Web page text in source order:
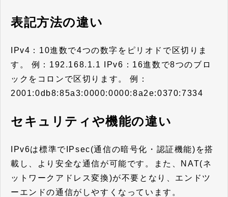
表記方法の違い
IPv4：10進数で4つの数字をピリオドで区切りま
す。 例：192.168.1.1 IPv6：16進数で8つのブロ
ックをコロンで区切ります。 例：
2001:0db8:85a3:0000:0000:8a2e:0370:7334
セキュリティや機能の違い
IPv6は標準でIPsec(通信の暗号化・認証機能)を搭
載し、より安全な通信が可能です。また、NAT(ネ
ットワークアドレス変換)が不要となり、エンドツ
ーエンドの通信がしやすくなっています。